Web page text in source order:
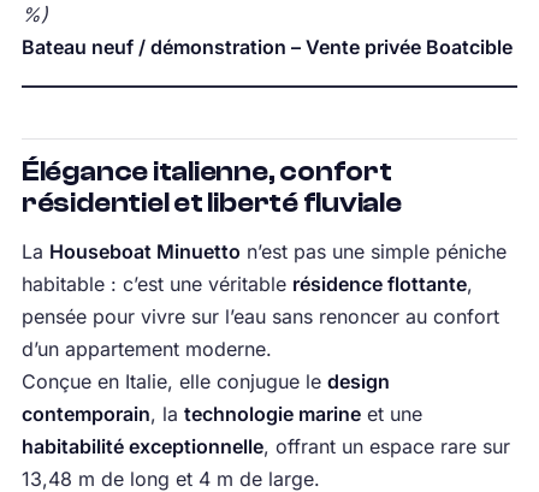
%)
Bateau neuf / démonstration – Vente privée Boatcible
Élégance italienne, confort
résidentiel et liberté fluviale
La Houseboat Minuetto n’est pas une simple péniche
habitable : c’est une véritable résidence flottante,
pensée pour vivre sur l’eau sans renoncer au confort
d’un appartement moderne.
Conçue en Italie, elle conjugue le design
contemporain, la technologie marineet une
habitabilité exceptionnelle, offrant un espace rare sur
13,48 m de long et 4 m de large.